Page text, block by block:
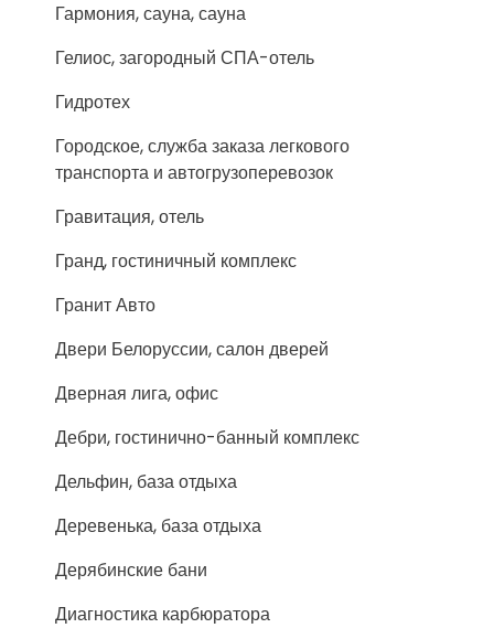
Гармония, сауна, сауна
Гелиос, загородный СПА-отель
Гидротех
Городское, служба заказа легкового
транспорта и автогрузоперевозок
Гравитация, отель
Гранд, гостиничный комплекс
Гранит Авто
Двери Белоруссии, салон дверей
Дверная лига, офис
Дебри, гостинично-банный комплекс
Дельфин, база отдыха
Деревенька, база отдыха
Дерябинские бани
Диагностика карбюратора